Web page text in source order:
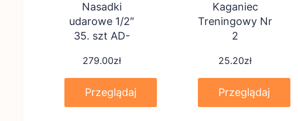
Nasadki
udarowe 1/2″
35. szt AD-
279.00zł
Przeglądaj
Kaganiec
Treningowy Nr
2
25.20zł
Przeglądaj